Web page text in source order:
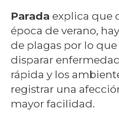
Parada explica que
época de verano,
de plagas por lo
disparar
rápida y los
registrar una
mayor facilidad.